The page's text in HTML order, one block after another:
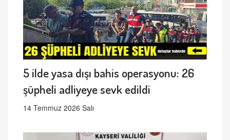
5 ilde yasa dışı bahis operasyonu: 26
şüpheli adliyeye sevk edildi
14 Temmuz 2026 Salı